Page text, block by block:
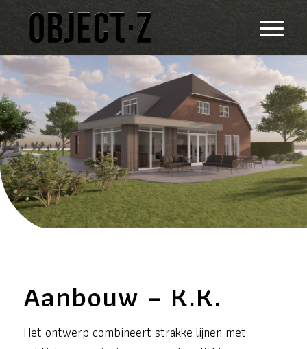
Aanbouw – K.K.
Het ontwerp combineert strakke lijnen met